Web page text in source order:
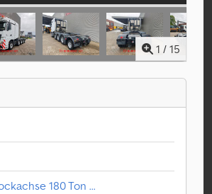
1 / 15
180 Ton ...